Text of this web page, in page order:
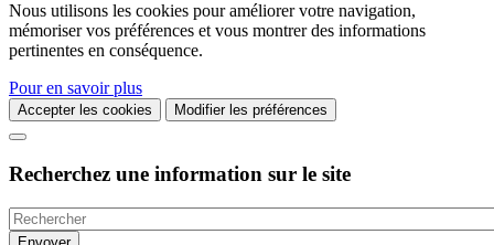
Nous utilisons les cookies pour améliorer votre navigation,
mémoriser vos préférences et vous montrer des informations
pertinentes en conséquence.
Pour en savoir plus
Accepter les cookies Modifier les préférences
Recherchez une information sur le site